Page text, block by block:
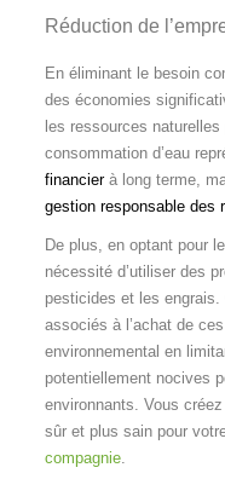
Réduction de
En éliminant le besoin
des économies
les ressources
consommation d’eau
financierà long terme,
gestion responsable des
De plus, en optant pour le
nécessité d’utiliser des
pesticides et les
associés à l’achat de
environnemental en
potentiellement nocives
environnants. Vous
sûr et plus sain pour
compagnie.